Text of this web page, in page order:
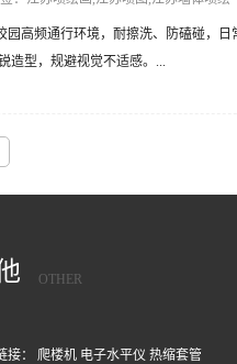
高频通行环境，耐擦洗、防磕碰，日
造型，规避视觉不适感。...
OTHER
接： 爬楼机 电子水平仪 热缩套管